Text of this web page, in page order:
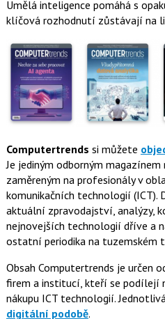
Umělá inteligence pomáhá s
klíčová rozhodnutí zůstávají na
Computertrends si můžete
Je jediným odborným
zaměreným na profesionály v
komunikačních technologií (ICT).
aktuální zpravodajství, analýzy,
nejnovejších technologií dříve a
ostatní periodika na tuzemském
Obsah Computertrends je určen
firem a institucí, kteří se podílejí
nákupu ICT technologií.
digitální podobě.